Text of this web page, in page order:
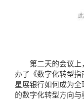
第二天的会议上
办了《数字化转型指
星展银行如何成为
的数字化转型方向与